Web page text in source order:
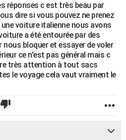
réponses c est très beau par
dire si vous pouvez ne prenez
voiture italienne nous avons
a été entourée par des
bloquer et essayer de voler
ce n'est pas général mais c
très attention à tout sacs
le voyage cela vaut vraiment le